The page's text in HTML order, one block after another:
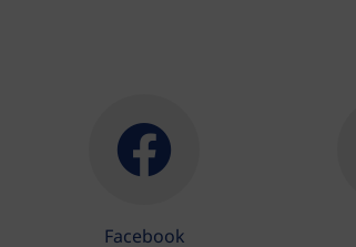
Facebook